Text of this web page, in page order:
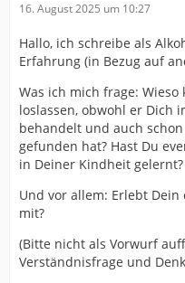
16. August 2025 um 10:27
Hallo, ich schreibe als
Erfahrung (in Bezug auf
Was ich mich frage:
loslassen, obwohl er Dich
behandelt und auch
gefunden hat? Hast Du
in Deiner Kindheit gelernt?
Und vor allem: Erlebt
mit?
(Bitte nicht als Vorwurf
Verständnisfrage und